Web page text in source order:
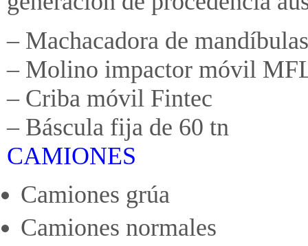
– Machacadora de
– Molino impactor móvil
– Criba móvil Fintec
– Báscula fija de 60 tn
CAMIONES
Camiones grúa
Camiones normales